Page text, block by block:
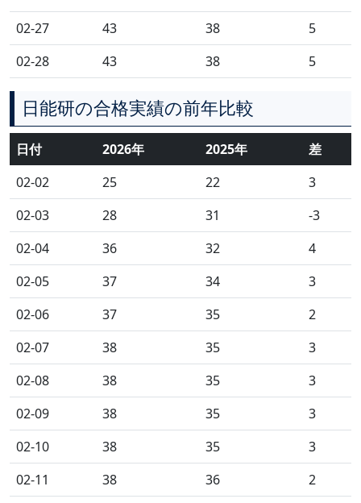
02-27
43 38
5
02-28
43 38 5
日能研の合格実績の前年比較
日付 2026年 2025年
差
02-02
25 22
3
02-03
28 31
-3
02-04
36 32
4
02-05
37 34
3
02-06
37 35
2
02-07
38 35
3
02-08
38 35
3
02-09
38 35
3
02-10
38 35
3
02-11
38 36
2